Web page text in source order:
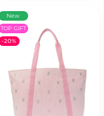
New
TOP GIFT
-20%